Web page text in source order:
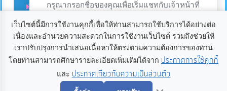
กรุณากรอกชื่อของคุณเพื่อเริ่มแชทกับเจ้าหน้าที่
เริ่มแชท
เว็บไซต์นี้มีการใช้งานคุกกี้เพื่อให้ท่านสามารถใช้บริการได้อย่างต่อ
เนื่องและอำนวยความสะดวกในการใช้งานเว็บไซต์ รวมถึงช่วยให้
เราปรับปรุงการนำเสนอเนื้อหาให้ตรงตามความต้องการของท่าน
โดยท่านสามารถศึกษารายละเอียดเพิ่มเติมได้จาก ประกาศการใช้คุกกี้
และ ประกาศเกี่ยวกับความเป็นส่วนตัว
ศูนย์อำนวยการบริหารจังหวัดชายแดนภาคใต้ ศอ.บต.
ลิขสิทธิ์ © 2020-2021 องค์การบริหารส่วนตำบลแก้ง ขอสงวนไว้
ซึ่งสิทธิทั้งหมดบนเว็บไซต์นี้. องค์การบริหารส่วนตำบลแก้ง
อำเภอเดชอุดม จังหวัดอุบลราชธานี 34160. โทร 045-234021
แฟกซ์ 045-234080 อีเมลล์palad@kaeng.go.thPower by
เราใช้คุกกี้เพื่อเพิ่มประสบการณ์และความพึงพอใจในการใช้
งานเว็บไซต์ หากคุณกด “ยอมรับ” หรือใช้งานเว็บไซต์ของเรา
ต่อ ถือว่าคุณยินยอมให้มีการใช้งานคุกกี้อ่านเพิ่มเติม